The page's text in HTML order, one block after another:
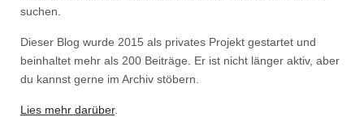
suchen.
Dieser Blog wurde 2015 als privates Projekt gestartet und
beinhaltet mehr als 200 Beiträge. Er ist nicht länger aktiv, aber
du kannst gerne im Archiv stöbern.
Lies mehr darüber.